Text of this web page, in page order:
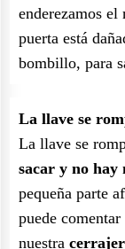
enderezamos el
puerta está
bombillo, para
La llave se
La llave se
sacar y no hay
pequeña parte
puede
nuestra